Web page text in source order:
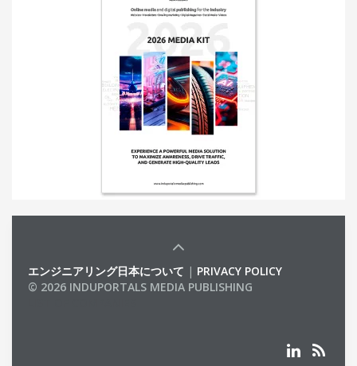
エンジニアリング日本について | PRIVACY POLICY
© 2026 INDUPORTALS MEDIA PUBLISHING